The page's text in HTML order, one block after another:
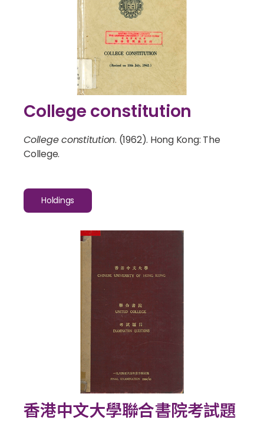
College constitution
College constitution. (1962). Hong Kong: The
College.
Holdings
香港中文大學聯合書院考試題